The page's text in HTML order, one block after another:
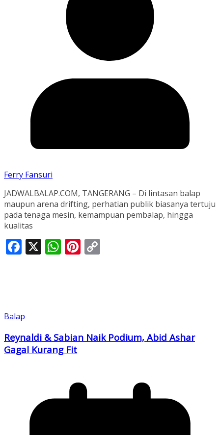
Ferry Fansuri
JADWALBALAP.COM, TANGERANG – Di lintasan balap
maupun arena drifting, perhatian publik biasanya tertuju
pada tenaga mesin, kemampuan pembalap, hingga
kualitas
Facebook
X WhatsApp
Pinterest
Balap
Reynaldi & Sabian Naik Podium, Abid Ashar
Gagal Kurang Fit